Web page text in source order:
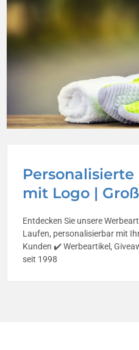
mit Logo |
Entdecken Sie unsere
Laufen, personalisierbar mit
Kunden ✔️ Werbeartikel,
seit 1998